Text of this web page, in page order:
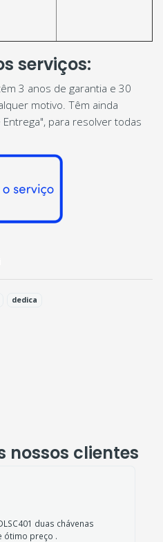
serviços:
3 anos de garantia e 30
motivo. Têm ainda
para resolver todas
dedica
nossos clientes
duas chávenas
ótimo preço .